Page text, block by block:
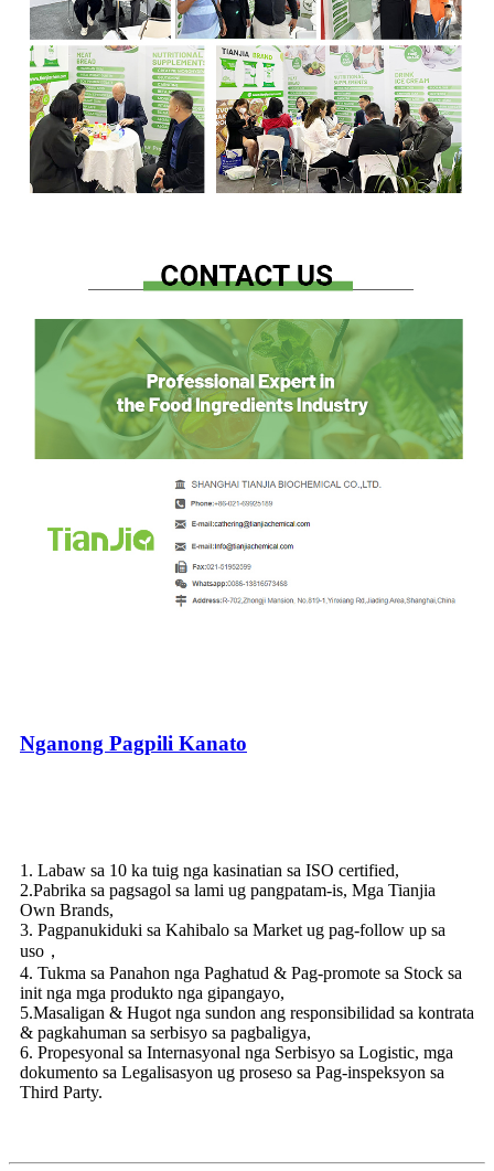
Nganong Pagpili Kanato
1. Labaw sa 10 ka tuig nga kasinatian sa ISO certified,
2.Pabrika sa pagsagol sa lami ug pangpatam-is, Mga Tianjia
Own Brands,
3. Pagpanukiduki sa Kahibalo sa Market ug pag-follow up sa
uso，
4. Tukma sa Panahon nga Paghatud & Pag-promote sa Stock sa
init nga mga produkto nga gipangayo,
5.Masaligan & Hugot nga sundon ang responsibilidad sa kontrata
& pagkahuman sa serbisyo sa pagbaligya,
6. Propesyonal sa Internasyonal nga Serbisyo sa Logistic, mga
dokumento sa Legalisasyon ug proseso sa Pag-inspeksyon sa
Third Party.